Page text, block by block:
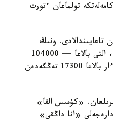
تولماعان ءتورت
تاعايىندالادى. ونىڭ
مولشەرى ءتورت بالاسى بار وتباسىلارعا — 69330 تەڭگە، بەس بالاعا — 86673 تەڭگە، التى بالاعا — 104000
تەڭگە، جەتى بالاعا — 121360 تەڭگە. سەگىز جانە ودان كوپ بالاسى بار وتباسىلارعا ءار بالاعا 17300 تەڭگەدەن
«كۇمىس القا»
يەگەرلەرىنە — 27680 تەڭگە، ال «التىن القا»، «باتىر انا» اتاعىن العان جانە 1، II دارەجەلى «انا داڭقى»